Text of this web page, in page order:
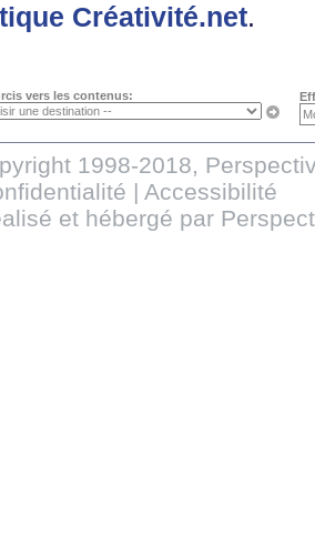
Créativité.net.
vers les contenus:
1998-2018,
| Accessibilité
et hébergé par